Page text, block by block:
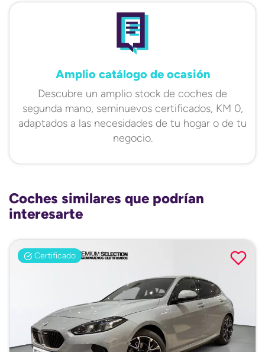
Amplio catálogo de ocasión
Descubre un amplio stock de coches de
segunda mano, seminuevos certificados, KM 0,
adaptados a las necesidades de tu hogar o de tu
negocio.
Coches similares que podrían
interesarte
Certificado